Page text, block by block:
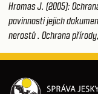
Hromas J. (2005):
povinnosti jejich
nerostů . Ochrana